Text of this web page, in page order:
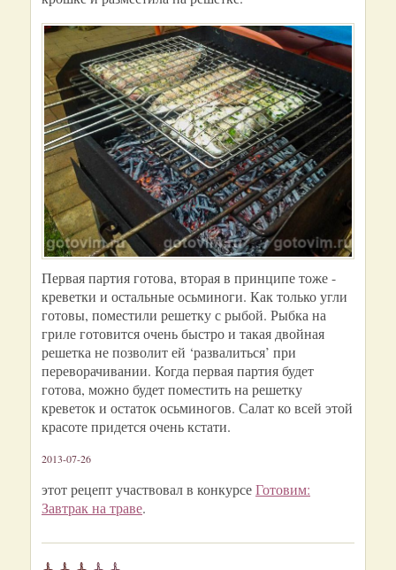
Первая партия готова, вторая в принципе тоже -
креветки и остальные осьминоги. Как только угли
готовы, поместили решетку с рыбой. Рыбка на
гриле готовится очень быстро и такая двойная
решетка не позволит ей ‘развалиться’ при
переворачивании. Когда первая партия будет
готова, можно будет поместить на решетку
креветок и остаток осьминогов. Салат ко всей этой
красоте придется очень кстати.
2013-07-26
этот рецепт участвовал в конкурсеГотовим:
Завтрак на траве.